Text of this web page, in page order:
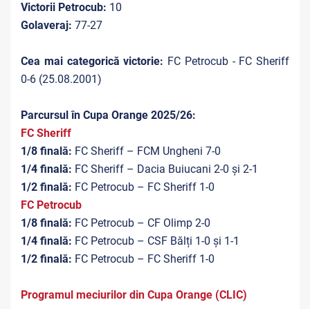
Victorii Petrocub: 10
Golaveraj: 77-27
Cea mai categorică victorie: FC Petrocub - FC Sheriff
0-6 (25.08.2001)
Parcursul în Cupa Orange 2025/26:
FC Sheriff
1/8 finală: FC Sheriff – FCM Ungheni 7-0
1/4 finală: FC Sheriff – Dacia Buiucani 2-0 și 2-1
1/2 finală: FC Petrocub – FC Sheriff 1-0
FC Petrocub
1/8 finală: FC Petrocub – CF Olimp 2-0
1/4 finală: FC Petrocub – CSF Bălți 1-0 și 1-1
1/2 finală: FC Petrocub – FC Sheriff 1-0
Programul meciurilor din Cupa Orange (CLIC)